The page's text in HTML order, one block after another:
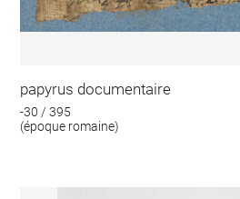
papyrus documentaire
-30 / 395
(époque romaine)